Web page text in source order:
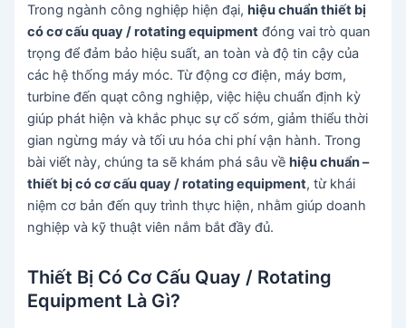
Trong ngành công nghiệp hiện đại,hiệu chuẩn thiết bị
có cơ cấu quay / rotating equipment đóng vai trò quan
trọng để đảm bảo hiệu suất, an toàn và độ tin cậy của
các hệ thống máy móc. Từ động cơ điện, máy bơm,
turbine đến quạt công nghiệp, việc hiệu chuẩn định kỳ
giúp phát hiện và khắc phục sự cố sớm, giảm thiểu thời
gian ngừng máy và tối ưu hóa chi phí vận hành. Trong
bài viết này, chúng ta sẽ khám phá sâu vềhiệu chuẩn –
thiết bị có cơ cấu quay / rotating equipment, từ khái
niệm cơ bản đến quy trình thực hiện, nhằm giúp doanh
nghiệp và kỹ thuật viên nắm bắt đầy đủ.
Thiết Bị Có Cơ Cấu Quay / Rotating
Equipment Là Gì?